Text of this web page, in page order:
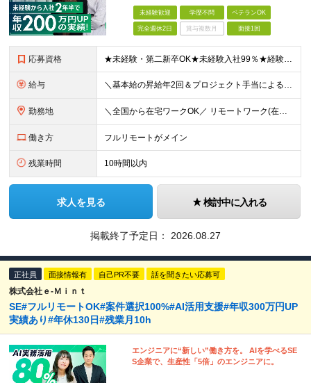
未経験歓迎 学歴不問 ベテランOK
完全週休2日 賞与複数月 面接1回
応募資格 ★未経験・第二新卒OK★未経験入社99％★経験が浅めの方も歓迎します ■前職不問 ■学歴不問 ★経験者も同時募集中です！ 開発工程不問！幅広い年齢・スキル・工程のエンジニアが活躍中です ≪志望動
給与 ＼基本給の昇給年2回＆プロジェクト手当による昇給年12回！！／ 【経験者の場合】 月給33万円～70万円＋プロジェクト手当＋資格手当 ★スキルや経験を考慮の上、優遇します ★上記給与には固定残業代
勤務地 ＼全国から在宅ワークOK／ リモートワーク(在宅勤務)or東京23区、大阪のお客様先での勤務 ★転勤はありません ★希望を考慮の上配属先を決定します ★リモートワーク率5割強 ★フルリモートの場合は
働き方 フルリモートがメイン
残業時間 10時間以内
求人を見る 検討中に入れる
掲載終了予定日： 2026.08.27
正社員 面接情報有 自己PR不要 話を聞きたい応募可
株式会社ｅ‐Ｍｉｎｔ
SE#フルリモートOK#案件選択100%#AI活用支援#年収300万円UP
実績あり#年休130日#残業月10h
エンジニアに“新しい”働き方を。 AIを学べるSE
S企業で、生産性「5倍」のエンジニアに。